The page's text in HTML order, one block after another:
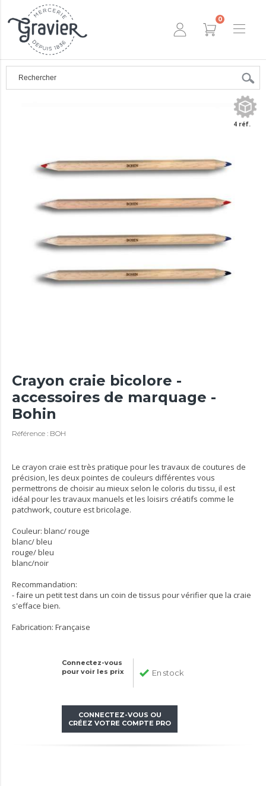
0
4 réf.
Crayon craie bicolore -
accessoires de marquage -
Bohin
Référence : BOH
Le crayon craie est très pratique pour les travaux de coutures de
précision, les deux pointes de couleurs différentes vous
permettrons de choisir au mieux selon le coloris du tissu, il est
idéal pour les travaux manuels et les loisirs créatifs comme le
patchwork, couture est bricolage.
Couleur: blanc/ rouge
blanc/ bleu
rouge/ bleu
blanc/noir
Recommandation:
- faire un petit test dans un coin de tissus pour vérifier que la craie
s'efface bien.
Fabrication: Française
Connectez-vous
pour voir les prix
En stock
CONNECTEZ-VOUS OU
CRÉEZ VOTRE COMPTE PRO